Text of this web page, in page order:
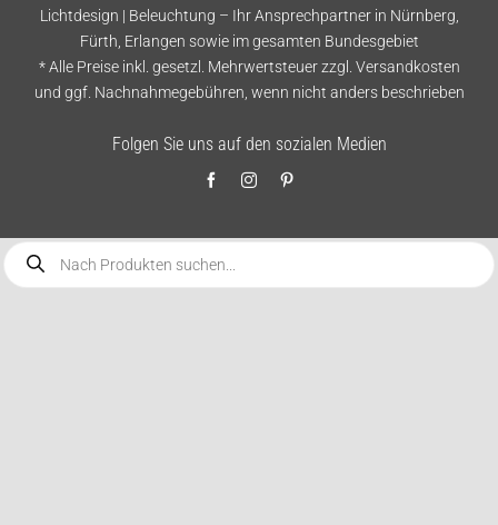
Lichtdesign | Beleuchtung – Ihr Ansprechpartner in Nürnberg,
Fürth, Erlangen sowie im gesamten Bundesgebiet
* Alle Preise inkl. gesetzl. Mehrwertsteuer zzgl. Versandkosten
und ggf. Nachnahmegebühren, wenn nicht anders beschrieben
Folgen Sie uns auf den sozialen Medien
Products
search